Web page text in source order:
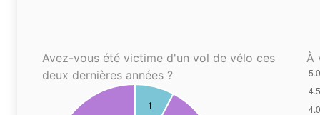
Avez-vous été victime d'un vol de vélo ces
deux dernières années ?
À